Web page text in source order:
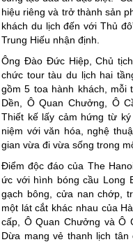
hiệu riêng và trở thành sản
khách du lịch đến với Thủ
Trung Hiếu nhận định.
Ông Đào Đức Hiệp, Chủ
chức tour tàu du lịch hai
gồm 5 toa hành khách, mỗi
Dền, Ô Quan Chưởng, Ô
Thiết kế lấy cảm hứng từ
niệm với văn hóa, nghệ
gian vừa đi vừa sống trong
Điểm độc đáo của The
ức với hình bóng cầu Long
gạch bông, cửa nan chớp,
một lát cắt khác nhau của
cấp, Ô Quan Chưởng và Ô
Dừa mang vẻ thanh lịch